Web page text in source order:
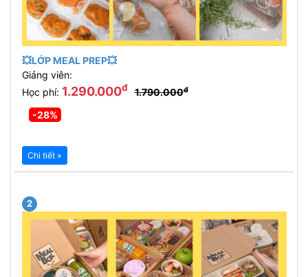
💥LỚP MEAL PREP💥
Giảng viên:
Học phí: 1.290.000đ 1.790.000đ
-28%
Chi tiết »
2